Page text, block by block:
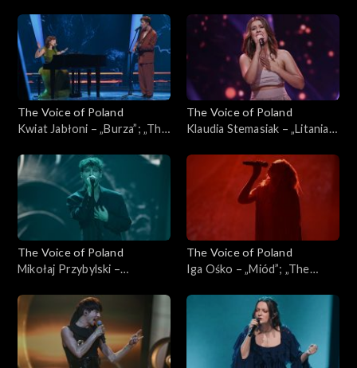
Poland”, Live, 9 listopada
2024
Poland”, Live, 9 listopada
2024
The Voice of Poland
Kwiat Jabłoni – „Burza”; „The
listopada 2024
The Voice of Poland
Klaudia Stemasiak – „Litania”;
listopada 2024
The Voice of Poland
Mikołaj Przybylski –
Poland”, Live, 9 listopada
2024
The Voice of Poland
Iga Ośko – „Miód”; „The
listopada 2024